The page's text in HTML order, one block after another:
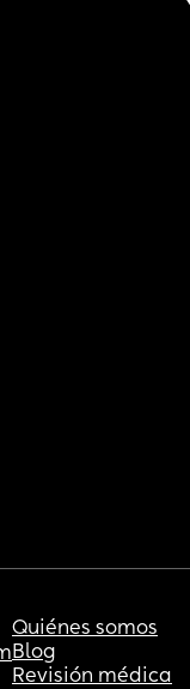
Quiénes somos
Blog
Revisión médica